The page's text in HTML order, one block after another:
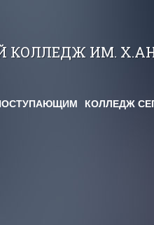
КОЛЛЕДЖ ИМ.
КОЛЛЕДЖ